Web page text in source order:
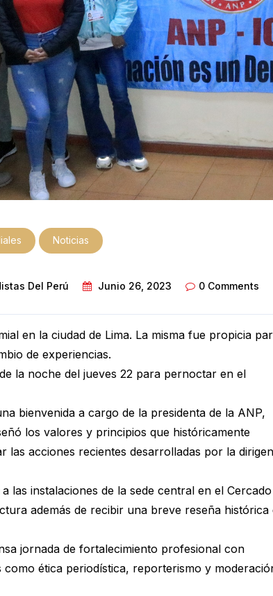
Noticias
Del Perú Junio 26, 2023 0 Comments
en la ciudad de Lima. La misma fue propicia
de experiencias.
la noche del jueves 22 para pernoctar en el
bienvenida a cargo de la presidenta de la ANP,
los valores y principios que históricamente
las acciones recientes desarrolladas por la
las instalaciones de la sede central en el
además de recibir una breve reseña histórica
jornada de fortalecimiento profesional con
ética periodística, reporterismo y